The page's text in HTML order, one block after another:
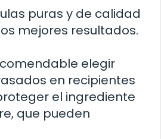
puras y de calidad
mejores resultados.
elegir
en recipientes
el ingrediente
que pueden